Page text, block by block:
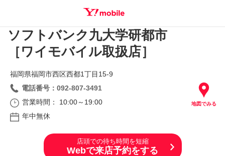
SEARCH
ソフトバンク九大学研都市
［ワイモバイル取扱店］
地図でみる
福岡県福岡市西区西都1丁目15‐9
電話番号：092-807-3491
営業時間： 10:00～19:00
年中無休
店頭での待ち時間を短縮
Webで来店予約をする